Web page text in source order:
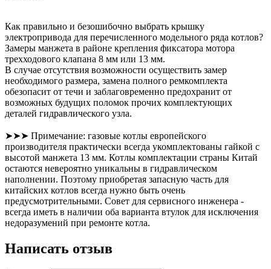
Как правильно и безошибочно выбрать крышку
электропривода для перечисленного модельного ряда котлов?
Замеры манжета в районе крепления фиксатора мотора
трехходового клапана 8 мм или 13 мм.
В случае отсутствия возможности осуществить замер
необходимого размера, замена полного ремкомплекта
обезопасит от течи и заблаговременно предохранит от
возможных будущих поломок прочих комплектующих
деталей гидравлического узла.
➤➤➤ Примечание: газовые котлы европейского
производителя практически всегда укомплектованы гайкой с
высотой манжета 13 мм. Котлы комплектации страны Китай
остаются невероятно уникальны в гидравлическом
наполнении. Поэтому приобретая запасную часть для
китайских котлов всегда нужно быть очень
предусмотрительными. Совет для сервисного инженера -
всегда иметь в наличии оба варианта втулок для исключения
недоразумений при ремонте котла.
Написать отзыв